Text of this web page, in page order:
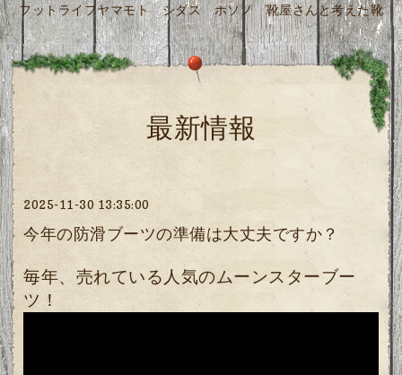
フットライフヤマモト シダス ホソノ 靴屋さんと考えた靴
最新情報
2025-11-30 13:35:00
今年の防滑ブーツの準備は大丈夫ですか？
毎年、売れている人気のムーンスターブー
ツ！